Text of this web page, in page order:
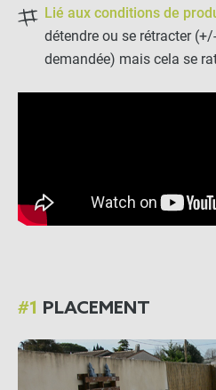
Lié aux conditions de
détendre ou se rétracter
demandée) mais cela se
#1 PLACEMENT